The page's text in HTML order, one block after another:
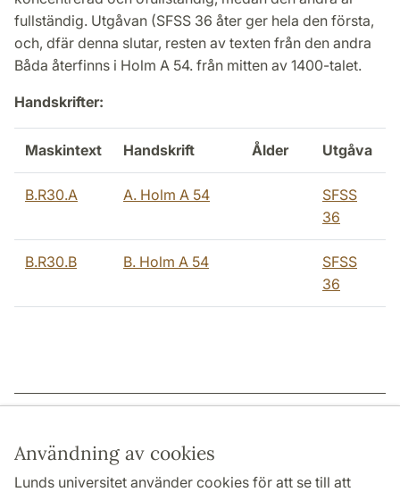
Användning av cookies
Lunds universitet använder cookies för att se till att
fullständig. Utgåvan (SFSS 36 åter ger hela den första,
och, dfär denna slutar, resten av texten från den andra
Båda återfinns i Holm A 54. från mitten av 1400-talet.
Handskrifter:
Maskintext Handskrift Ålder Utgåva
B.R30.A A. Holm A 54
SFSS
36
B.R30.B B. Holm A 54
SFSS
36